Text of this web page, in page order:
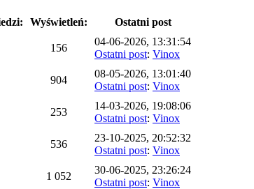
Wyświetleń: Ostatni post
156
04-06-2026, 13:31:54
Ostatni post: Vinox
904
08-05-2026, 13:01:40
Ostatni post: Vinox
253
14-03-2026, 19:08:06
Ostatni post: Vinox
536
23-10-2025, 20:52:32
Ostatni post: Vinox
1 052
30-06-2025, 23:26:24
Ostatni post: Vinox